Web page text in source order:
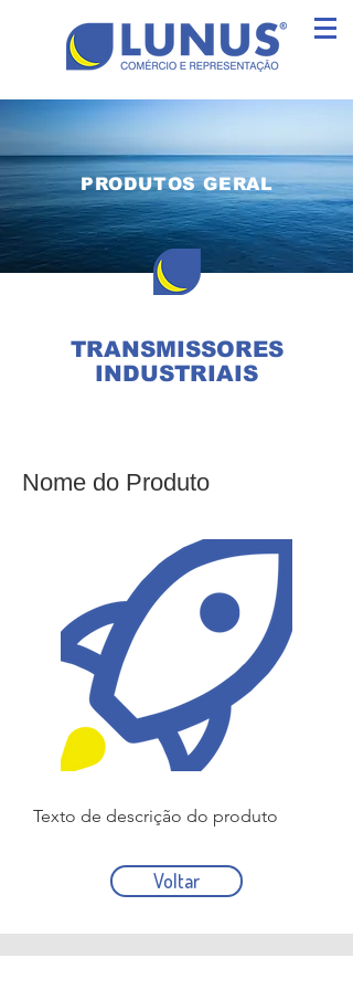
PRODUTOS GERAL
TRANSMISSORES
INDUSTRIAIS
Nome do Produto
Texto de descrição do produto
Voltar